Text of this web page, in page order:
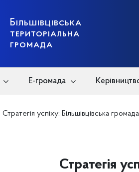
Більшівцівська
територіальна
громада
Е-громада
Стратегія успіху: Більшівцівська
Стратегія